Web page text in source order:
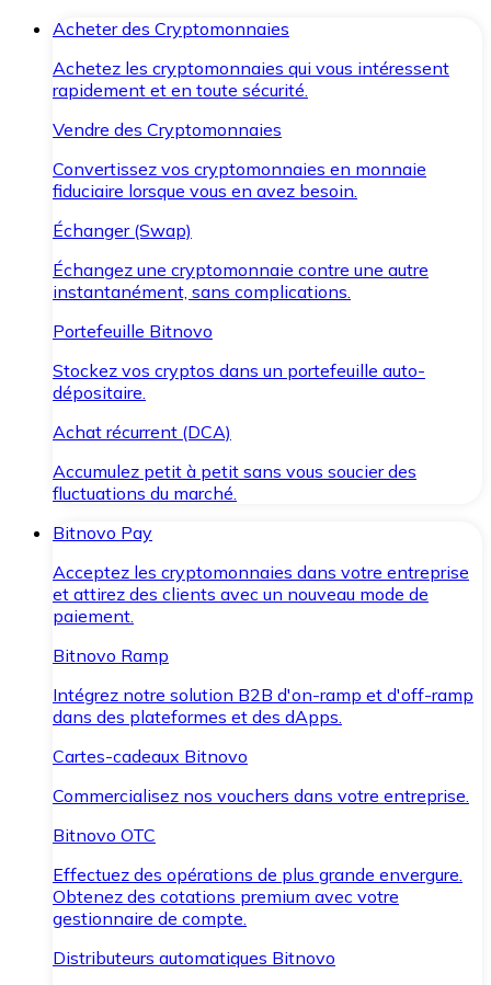
Acheter des Cryptomonnaies
Achetez les cryptomonnaies qui vous intéressent
rapidement et en toute sécurité.
Vendre des Cryptomonnaies
Convertissez vos cryptomonnaies en monnaie
fiduciaire lorsque vous en avez besoin.
Échanger (Swap)
Échangez une cryptomonnaie contre une autre
instantanément, sans complications.
Portefeuille Bitnovo
Stockez vos cryptos dans un portefeuille auto-
dépositaire.
Achat récurrent (DCA)
Accumulez petit à petit sans vous soucier des
fluctuations du marché.
Bitnovo Pay
Acceptez les cryptomonnaies dans votre entreprise
et attirez des clients avec un nouveau mode de
paiement.
Bitnovo Ramp
Intégrez notre solution B2B d'on-ramp et d'off-ramp
dans des plateformes et des dApps.
Cartes-cadeaux Bitnovo
Commercialisez nos vouchers dans votre entreprise.
Bitnovo OTC
Effectuez des opérations de plus grande envergure.
Obtenez des cotations premium avec votre
gestionnaire de compte.
Distributeurs automatiques Bitnovo